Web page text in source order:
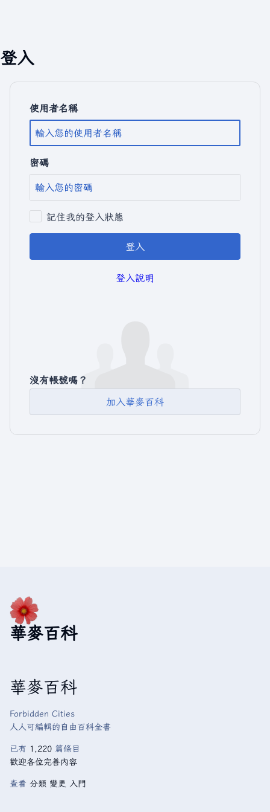
登入
使用者名稱
密碼
記住我的登入狀態
登入
登入說明
沒有帳號嗎？
加入華麥百科
華麥百科
華麥百科
Forbidden Cities
人人可編輯的自由百科全書
已有 1,220 篇條目
歡迎各位完善內容
查看 分類 變更 入門